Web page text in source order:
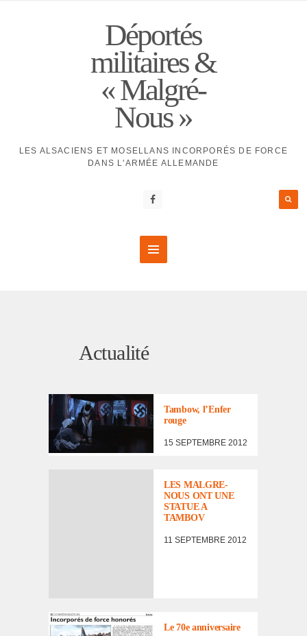
Déportés
militaires &
« Malgré-
Nous »
LES ALSACIENS ET MOSELLANS INCORPORÉS DE FORCE
DANS L'ARMÉE ALLEMANDE
Actualité
Tambow, l’En­fer
rouge
15 SEPTEMBRE 2012
LES MALGRE-
NOUS ONT UNE
STATUE A
TAMBOV
11 SEPTEMBRE 2012
Le 70e anni­ver­saire